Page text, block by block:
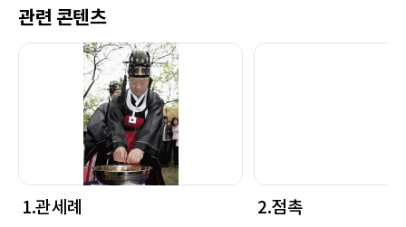
관련 콘텐츠
1.관세례 2.점촉